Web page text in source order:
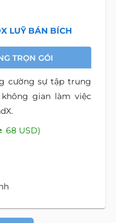
LUỸ BÁN BÍCH
TRỌN GÓI
cường sự tập trung
gian làm việc
68 USD)